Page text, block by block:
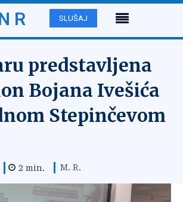
R SLUŠAJ
predstavljena
Bojana Ivešića
Stepinčevom
2 min. M. R.